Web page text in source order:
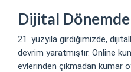
Dijital
21. yüzyıla girdiğimizde,
devrim yaratmıştır. Online
evlerinden çıkmadan kumar